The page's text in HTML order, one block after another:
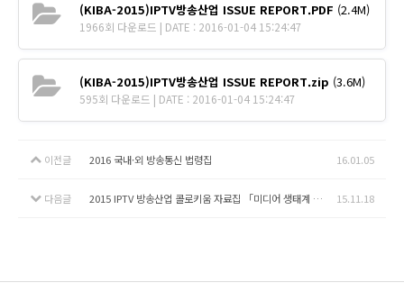
(KIBA-2015)IPTV방송산업 ISSUE REPORT.PDF (2.4M)
1966회 다운로드 | DATE : 2016-01-04 15:24:47
(KIBA-2015)IPTV방송산업 ISSUE REPORT.zip (3.6M)
595회 다운로드 | DATE : 2016-01-04 15:24:47
이전글 2016 국내·외 방송통신 법령집 16.01.05
다음글 2015 IPTV 방송산업 콜로키움 자료집 「미디어 생태계 변화와 IPTV의 진화」 15.11.18